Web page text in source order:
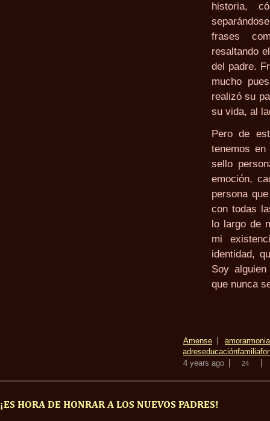
historia,
frases
resaltando
del padre.
mucho
realizó su
su vida, al
Pero de
tenemos
sello
emoción,
persona
con todas
lo largo de
mi
identidad,
Soy
que nunca
Amense amorarmonia
padreseducaciónfamilia
4 years ago
24
¡ES HORA DE HONRAR A LOS NUEVOS PADRES!